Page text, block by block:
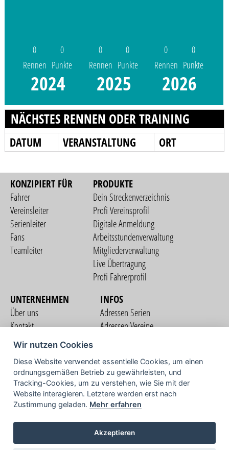
0
Rennen
0
Punkte
2024
0
Rennen
0
Punkte
2025
0
Rennen
0
Punkte
2026
NÄCHSTES RENNEN ODER TRAINING
DATUM VERANSTALTUNG ORT
KONZIPIERT FÜR
Fahrer
Vereinsleiter
Serienleiter
Fans
Teamleiter
PRODUKTE
Dein Streckenverzeichnis
Profi Vereinsprofil
Digitale Anmeldung
Arbeitsstundenverwaltung
Mitgliederverwaltung
Live Übertragung
Profi Fahrerprofil
UNTERNEHMEN
Über uns
Kontakt
Nutzungsbedingungen
Datenschutzerklärung
Impressum
INFOS
Adressen Serien
Adressen Vereine
COMMUNITY
TV
Wir nutzen Cookies
Diese Website verwendet essentielle Cookies, um einen
ordnungsgemäßen Betrieb zu gewährleisten, und
Tracking-Cookies, um zu verstehen, wie Sie mit der
Website interagieren. Letztere werden erst nach
Zustimmung geladen. Mehr erfahren
Akzeptieren